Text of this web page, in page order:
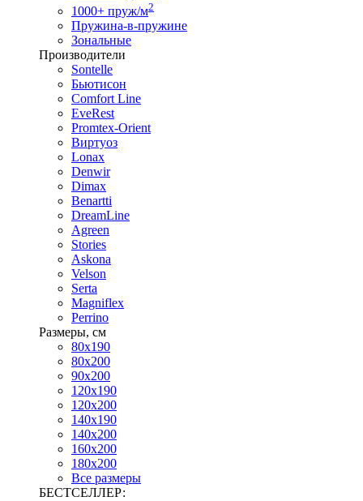
1000+ пруж/м2
Пружина-в-пружине
Зональные
Производители
Sontelle
Бьютисон
Comfort Line
EveRest
Promtex-Orient
Виртуоз
Lonax
Denwir
Dimax
Benartti
DreamLine
Agreen
Stories
Askona
Velson
Serta
Magniflex
Perrino
Размеры, см
80х190
80х200
90х200
120х190
120х200
140х190
140х200
160х200
180х200
Все размеры
БЕСТСЕЛЛЕР: